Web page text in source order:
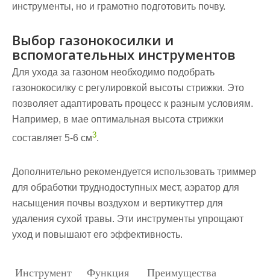
инструменты, но и грамотно подготовить почву.
Выбор газонокосилки и
вспомогательных инструментов
Для ухода за газоном необходимо подобрать
газонокосилку с регулировкой высоты стрижки. Это
позволяет адаптировать процесс к разным условиям.
Например, в мае оптимальная высота стрижки
составляет 5-6 см3.
Дополнительно рекомендуется использовать триммер
для обработки труднодоступных мест, аэратор для
насыщения почвы воздухом и вертикуттер для
удаления сухой травы. Эти инструменты упрощают
уход и повышают его эффективность.
Инструмент Функция Преимущества